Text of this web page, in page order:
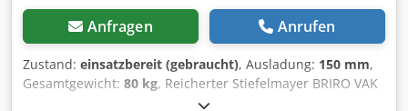
Anfragen Anrufen
Zustand: einsatzbereit (gebraucht), Ausladung: 150 mm,
Gesamtgewicht: 80 kg, Reicherter Stiefelmayer BRIRO VAK
Härteprüfer Härteprüfgerät inkl. Mwst. Hersteller: